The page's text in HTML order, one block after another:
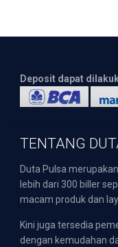
Deposit dapat
TENTANG
Duta Pulsa
lebih dari 300 biller
macam produk dan
Kini juga tersedia
dengan kemudahan